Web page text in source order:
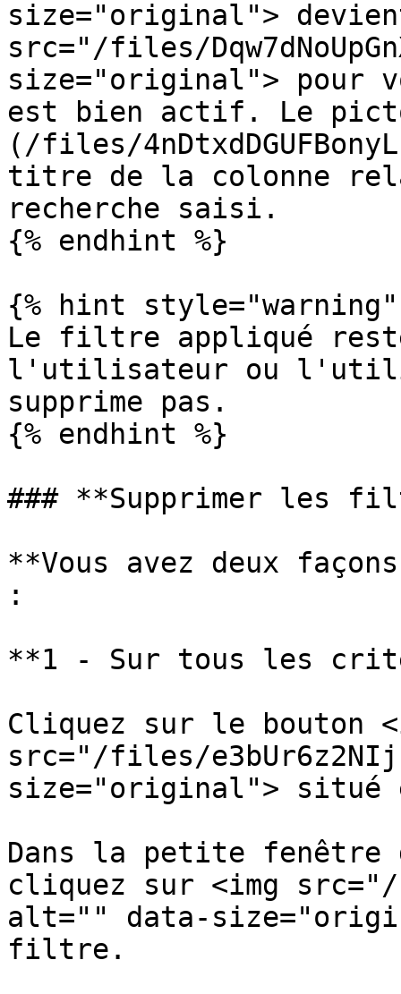
size="original">
src="/files/
size="original"> pour
est bien actif. Le
(/files/
titre de la colonne
recherche saisi.
{% endhint %}
{% hint style="warning"
Le filtre appliqué
l'utilisateur ou
supprime pas.
{% endhint %}
### **Supprimer les
**Vous avez deux
:
**1 - Sur tous les
Cliquez sur le bouton
src="/files/
size="original">
Dans la petite
cliquez sur <img src="/
alt="" data-
filtre.